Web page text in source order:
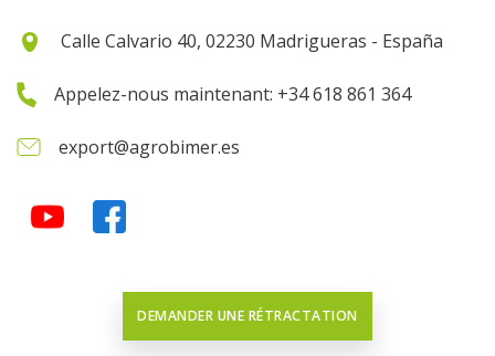
Calle Calvario 40, 02230 Madrigueras - España
Appelez-nous maintenant: +34 618 861 364
export@agrobimer.es
DEMANDER UNE RÉTRACTATION